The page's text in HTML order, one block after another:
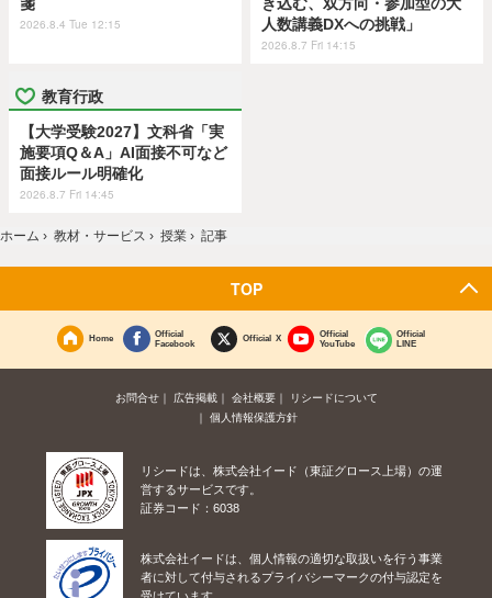
箋
2026.8.4 Tue 12:15
き込む、双方向・参加型の大
人数講義DXへの挑戦」
2026.8.7 Fri 14:15
教育行政
【大学受験2027】文科省「実
施要項Q＆A」AI面接不可など
面接ルール明確化
2026.8.7 Fri 14:45
ホーム › 教材・サービス › 授業 › 記事
TOP
Home
Official
Facebook
Official X
Official
YouTube
Official
LINE
お問合せ 広告掲載 会社概要
リシードについて
個人情報保護方針
リシードは、株式会社イード（東証グロース上場）の運
営するサービスです。
証券コード：6038
株式会社イードは、個人情報の適切な取扱いを行う事業
者に対して付与されるプライバシーマークの付与認定を